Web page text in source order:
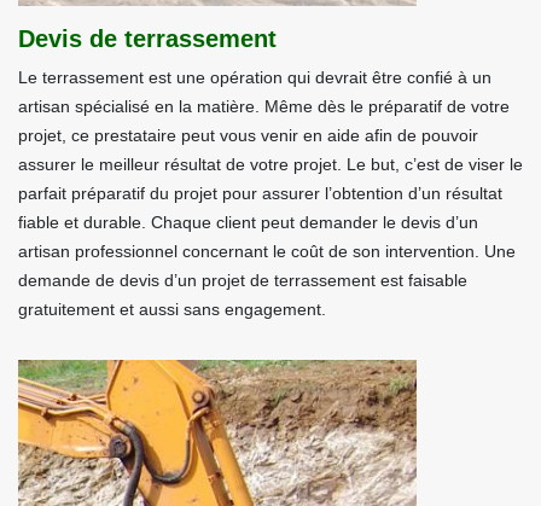
Devis de terrassement
Le terrassement est une opération qui devrait être confié à un
artisan spécialisé en la matière. Même dès le préparatif de votre
projet, ce prestataire peut vous venir en aide afin de pouvoir
assurer le meilleur résultat de votre projet. Le but, c’est de viser le
parfait préparatif du projet pour assurer l’obtention d’un résultat
fiable et durable. Chaque client peut demander le devis d’un
artisan professionnel concernant le coût de son intervention. Une
demande de devis d’un projet de terrassement est faisable
gratuitement et aussi sans engagement.